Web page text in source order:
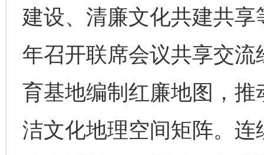
建设、清廉文化共建共
年召开联席会议共享交
育基地编制红廉地图，
洁文化地理空间矩阵。连